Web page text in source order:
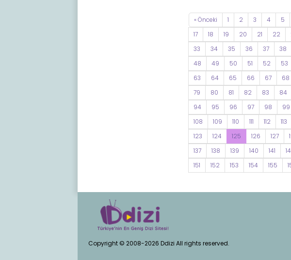
« Önceki 1 2 3 4 5
17
18 19 20 21 22
33
34 35 36 37 38
48
49 50 51 52 53
63
64 65 66 67 68
79
80 81 82 83 84
94
95 96 97 98 99
108
109 110 111 112 113
123
124 125 126 127
137
138 139 140 141
151
152 153 154 155
Copyright © 2008-2026 Ddizi All rights reserved.